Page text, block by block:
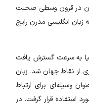
در قرون وسطی صحبت
انگلیسی مدرن رایج
بریتانیا به سرعت گسترش یافت
از نقاط جهان شد. زبان
وسیله‌ای برای ارتباط
استفاده قرار گرفت. در